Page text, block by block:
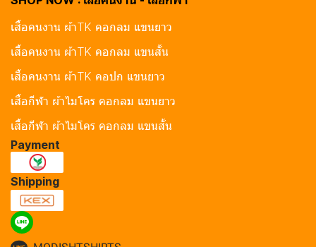
เสื้อคนงาน ผ้าTK คอกลม แขนยาว
เสื้อคนงาน ผ้าTK คอกลม แขนสั้น
เสื้อคนงาน ผ้าTK คอปก แขนยาว
เสื้อกีฬา ผ้าไมโคร คอกลม แขนยาว
เสื้อกีฬา ผ้าไมโคร คอกลม แขนสั้น
Payment
Shipping